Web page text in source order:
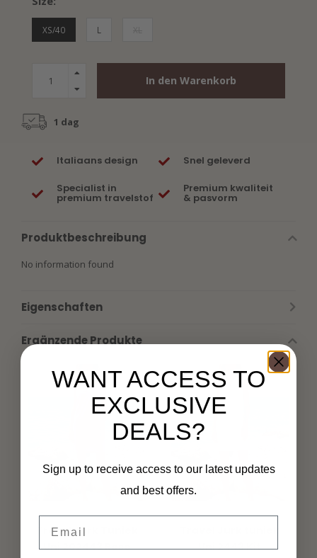
XS/40 L
In den Warenkorb
1 dag
Italiaans design Snel geleverd
Specialist in
premium travelstof
Premium kwaliteit
& pasvorm
Produktbeschreibung
No information found
Eigenschaften
Ergänzende Produkte
MI PIACE
Travel Jurk Tuniek
Uni 202443 Rose
MI PIACE
Uni 2443 Kit
WANT ACCESS TO
EXCLUSIVE
DEALS?
Sign up to receive access to our latest updates
and best offers.